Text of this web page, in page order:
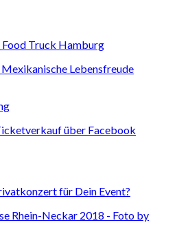
Lebensfreude
über Facebook
für Dein Event?